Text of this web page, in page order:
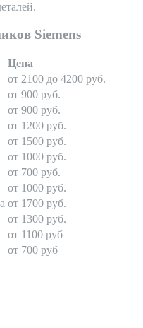
Siemens
Цена
от 2100 до 4200 руб.
от 900 руб.
от 900 руб.
от 1200 руб.
от 1500 руб.
от 1000 руб.
от 700 руб.
от 1000 руб.
от 1700 руб.
от 1300 руб.
от 1100 руб
от 700 руб